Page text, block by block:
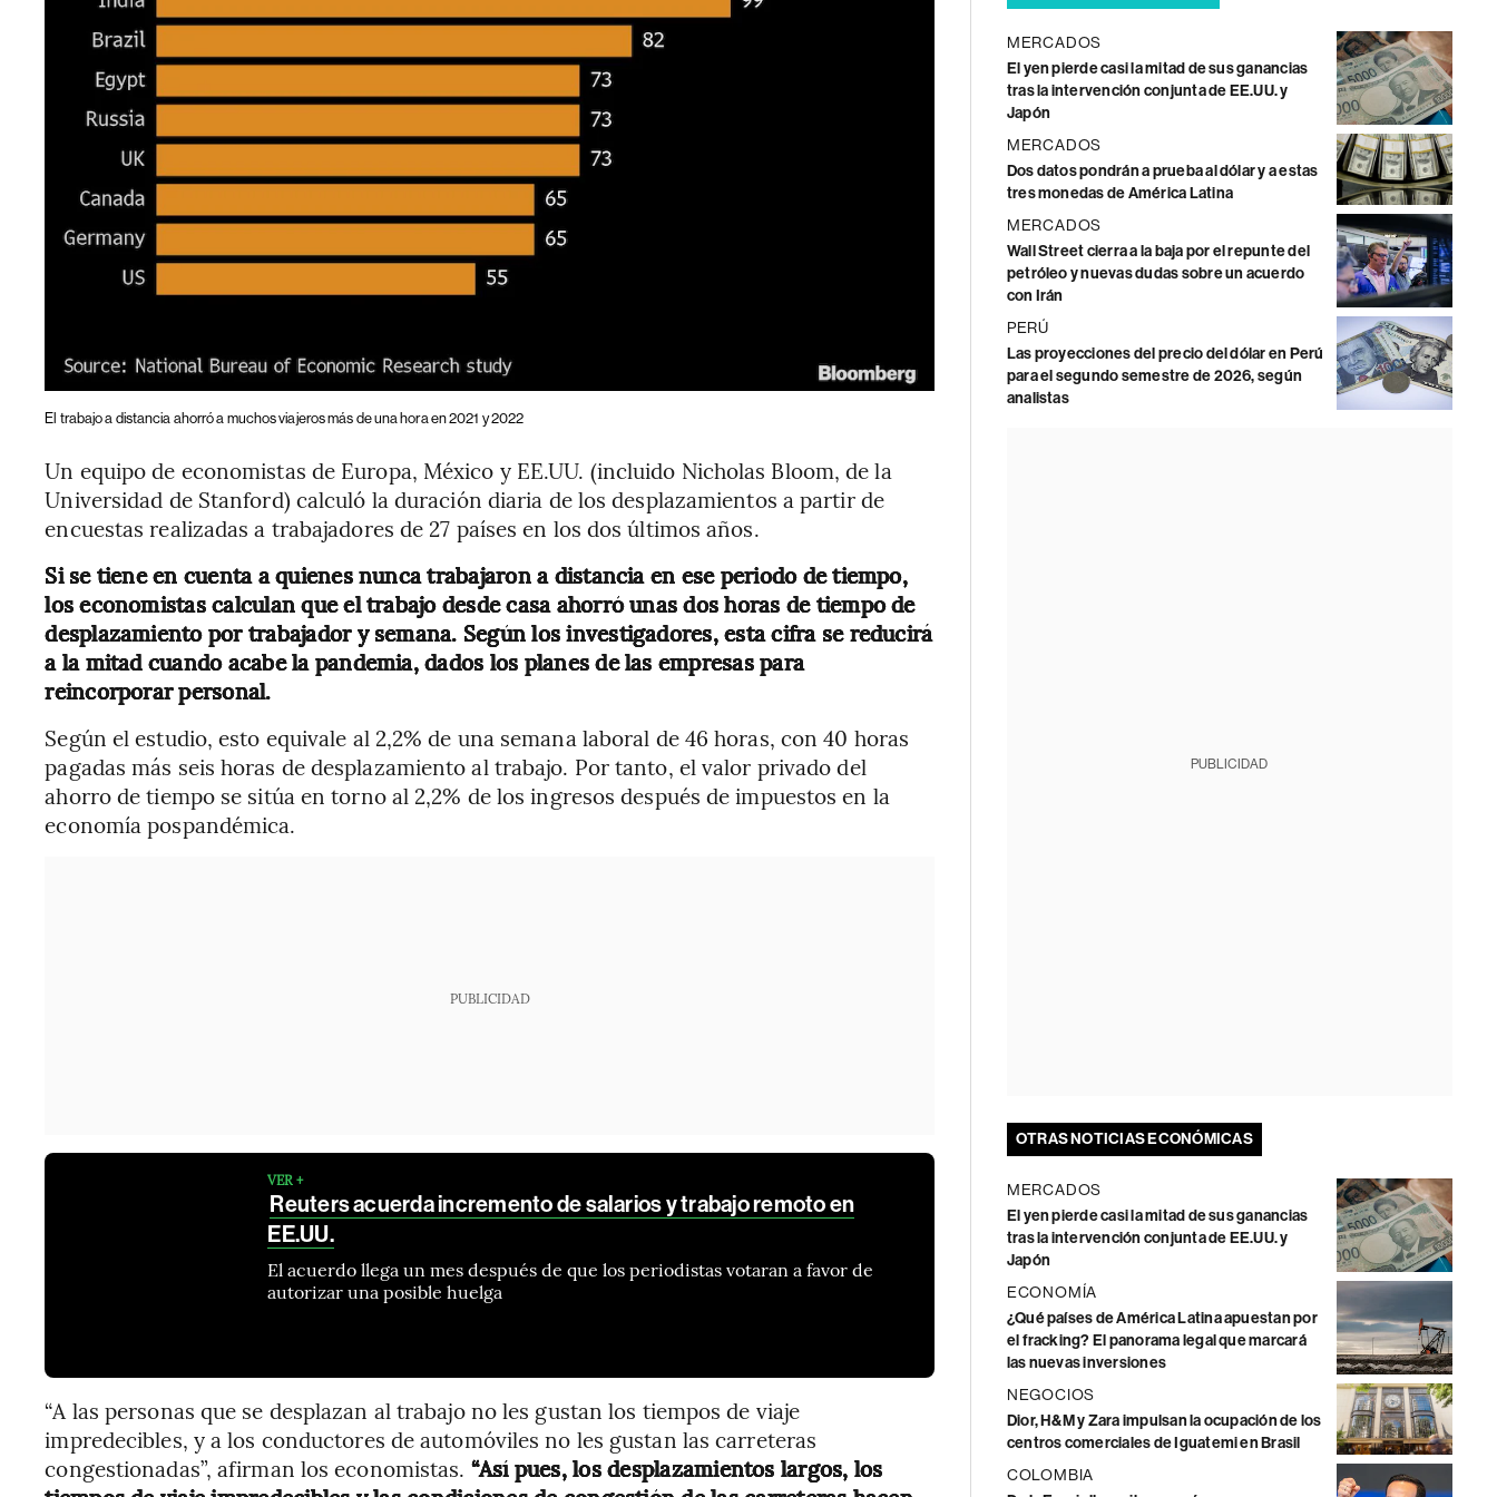
El trabajo a distancia ahorró a muchos viajeros más de una hora en 2021 y 2022
Un equipo de economistas de Europa, México y EE.UU. (incluido Nicholas Bloom, de la
Universidad de Stanford) calculó la duración diaria de los desplazamientos a partir de
encuestas realizadas a trabajadores de 27 países en los dos últimos años.
Si se tiene en cuenta a quienes nunca trabajaron a distancia en ese periodo de tiempo,
los economistas calculan que el trabajo desde casa ahorró unas dos horas de tiempo de
desplazamiento por trabajador y semana. Según los investigadores, esta cifra se reducirá
a la mitad cuando acabe la pandemia, dados los planes de las empresas para
reincorporar personal.
Según el estudio, esto equivale al 2,2% de una semana laboral de 46 horas, con 40 horas
pagadas más seis horas de desplazamiento al trabajo. Por tanto, el valor privado del
ahorro de tiempo se sitúa en torno al 2,2% de los ingresos después de impuestos en la
economía pospandémica.
PUBLICIDAD
VER +
Reuters acuerda incremento de salarios y trabajo remoto en
EE.UU.
El acuerdo llega un mes después de que los periodistas votaran a favor de
autorizar una posible huelga
“A las personas que se desplazan al trabajo no les gustan los tiempos de viaje
impredecibles, y a los conductores de automóviles no les gustan las carreteras
congestionadas”, afirman los economistas. “Así pues, los desplazamientos largos, los
MERCADOS
El yen pierde casi la mitad de sus ganancias
tras la intervención conjunta de EE.UU. y
Japón
MERCADOS
Dos datos pondrán a prueba al dólar y a estas
tres monedas de América Latina
MERCADOS
Wall Street cierra a la baja por el repunte del
petróleo y nuevas dudas sobre un acuerdo
con Irán
PERÚ
Las proyecciones del precio del dólar en Perú
para el segundo semestre de 2026, según
analistas
PUBLICIDAD
OTRAS NOTICIAS ECONÓMICAS
MERCADOS
El yen pierde casi la mitad de sus ganancias
tras la intervención conjunta de EE.UU. y
Japón
ECONOMÍA
¿Qué países de América Latina apuestan por
el fracking? El panorama legal que marcará
las nuevas inversiones
NEGOCIOS
Dior, H&M y Zara impulsan la ocupación de los
centros comerciales de Iguatemi en Brasil
COLOMBIA